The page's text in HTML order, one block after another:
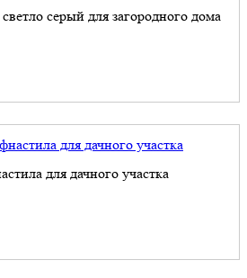
серый для загородного дома
для дачного участка